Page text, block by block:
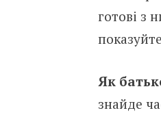
готові з
Як
знайде